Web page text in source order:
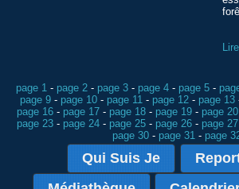
page 1 - page 2 - page 3 - page 4 - page 5 -
page 9 - page 10 - page 11 - page 12 - page 13
page 16 - page 17 - page 18 - page 19 - page 20
page 23 - page 24 - page 25 - page 26 - page 27
page 30 - page 31 - page
Qui Suis Je